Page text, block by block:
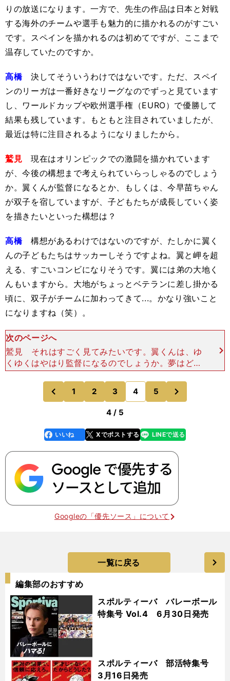
りの放送になります。一方で、先生の作品は日本と対戦
する海外のチームや選手も魅力的に描かれるのがすごい
です。スペインを描かれるのは初めてですが、ここまで
温存していたのですか。
高橋決してそういうわけではないです。ただ、スペイ
ンのリーガは一番好きなリーグなのでずっと見ています
し、ワールドカップや欧州選手権（EURO）で優勝して
結果も残しています。もともと注目されていましたが、
最近は特に注目されるようになりましたから。
鷲見 現在はオリンピックでの激闘を描かれています
が、今後の構想まで考えられていらっしゃるのでしょう
か。翼くんが監督になるとか、もしくは、今早苗ちゃん
が双子を宿していますが、子どもたちが成長していく姿
を描きたいといった構想は？
高橋構想があるわけではないのですが、たしかに翼く
んの子どもたちはサッカーしそうですよね。翼と岬を超
える、すごいコンビになりそうです。翼には弟の大地く
んもいますから。大地がちょっとベテランに差し掛かる
頃に、双子がチームに加わってきて...。かなり強いこと
になりますね（笑）。
次のページへ
鷲見 それはすごく見てみたいです。翼くんは、ゆ
くゆくはやはり監督になるのでしょうか。夢はどこ
までも膨らみます。高橋 話の流れとしてはそうな
っていくのかもしれません。ただ、実際にマンガを
描くのはものす
前
のページへ
1 2 3 4 5
のページへ
4 / 5
faceboo
k
いいね Xでポストする
line LINEで送る
Googleの「優先ソース」について
一覧に戻る
編集部のおすすめ
スポルティーバ バレーボール
特集号 Vol.4 6月30日発売
スポルティーバ 部活特集号
3月16日発売